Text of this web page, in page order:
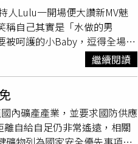
」30日公布的資料，停泊
高於本週稍早約20艘的水
我們已經明顯看到，在紅海
的數據則顯示，目前雖然
約43%往南運，相較6月的
塞武裝的許可通行。莫里斯
人Lulu一開場便大讚新MV魅
稱自己其實是「水做的男
被呵護的小Baby，逗得全場大
雖僅國小畢業、做粗工起家，
，過去在中南部舉辦簽唱會
曲超級星》的珍貴畫面，驚
奶也爆料阿弟是女兒專屬的
過度依賴，但他也幽默分享
繼續閱讀
內礦產產業，並要求國防供應
自給自足仍非常遙遠，相關